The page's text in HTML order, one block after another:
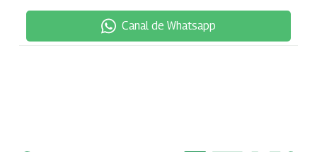
Canal de Whatsapp